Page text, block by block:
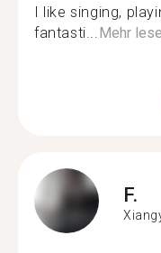
I like singing,
fantasti...Mehr
F.